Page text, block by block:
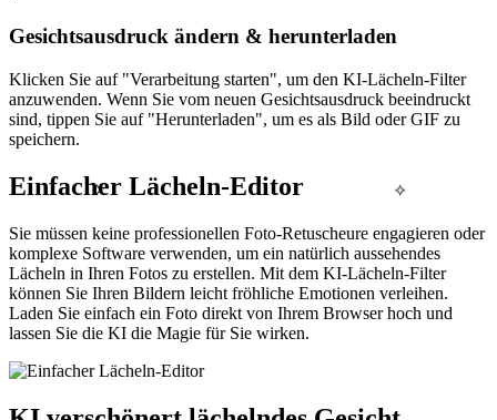
✧ ✧
Gesichtsausdruck ändern & herunterladen
Klicken Sie auf "Verarbeitung starten", um den KI-Lächeln-Filter
anzuwenden. Wenn Sie vom neuen Gesichtsausdruck beeindruckt
sind, tippen Sie auf "Herunterladen", um es als Bild oder GIF zu
speichern.
Einfacher Lächeln-Editor
Sie müssen keine professionellen Foto-Retuscheure engagieren oder
komplexe Software verwenden, um ein natürlich aussehendes
Lächeln in Ihren Fotos zu erstellen. Mit dem KI-Lächeln-Filter
können Sie Ihren Bildern leicht fröhliche Emotionen verleihen.
Laden Sie einfach ein Foto direkt von Ihrem Browser hoch und
lassen Sie die KI die Magie für Sie wirken.